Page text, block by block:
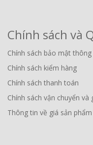
Chính sách và
Chính sách bảo mật thông
Chính sách kiểm hàng
Chính sách thanh toán
Chính sách vận chuyển và
Thông tin về giá sản phẩm